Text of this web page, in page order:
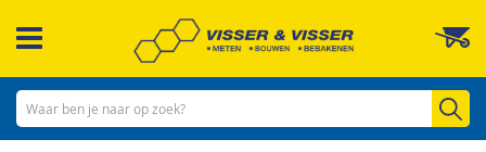
naar
inhoud